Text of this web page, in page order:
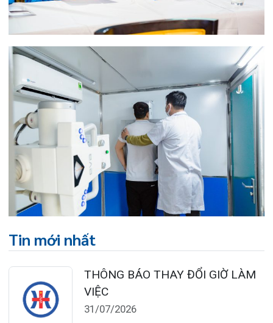
28/07/2026
HẢI PHÒNG THÔNG BÁO T...
27/07/2026
CẢNH BÁO: TỰ Ý SỬ DỤNG
THUỐC NAM, THUỐC BẮC KHÔ...
24/07/2026
TỔNG QUAN VỀ BỆNH LÝ THOÁI
HÓA KHỚP VÀ CƠ SỞ SI...
23/07/2026
Đặt lịch khám